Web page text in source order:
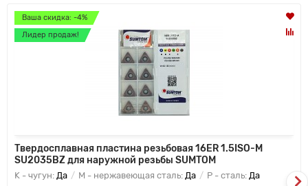
Ваша скидка: -4%
Лидер продаж!
Твердосплавная пластина резьбовая 16ER 1.5ISO-M
SU2035BZ для наружной резьбы SUMTOM
K - чугун: Да M - нержавеющая сталь: Да P - сталь: Да